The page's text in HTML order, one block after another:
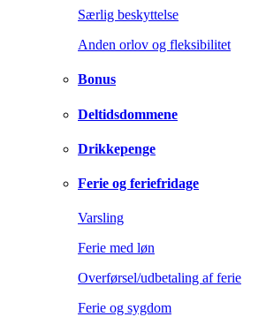
Særlig beskyttelse
Anden orlov og fleksibilitet
Bonus
Deltidsdommene
Drikkepenge
Ferie og feriefridage
Varsling
Ferie med løn
Overførsel/udbetaling af ferie
Ferie og sygdom